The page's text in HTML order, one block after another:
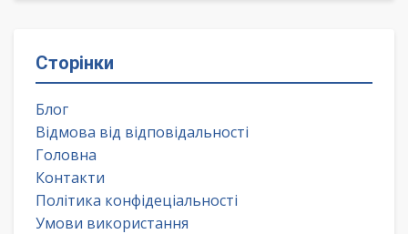
Сторінки
Блог
Відмова від відповідальності
Головна
Контакти
Політика конфідеціальності
Умови використання